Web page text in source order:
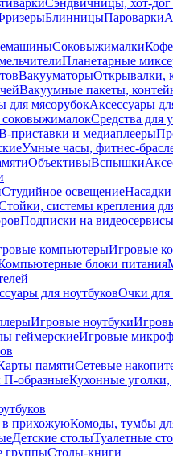
Сэндвичницы, хот-
БлинницыПароварки
Соковыжималки
Планетарные
ВакууматорыОткрывалки,
Вакуумные пакеты,
для мясорубокАксессуары
соковыжималокСредства для
приставки и медиаплееры
Умные часы, фитнес-
ОбъективыВспышки
Студийное освещение
системы крепления
Подписки на видеосервисы
компьютерыИгровые
блоки питания
для ноутбуковОчки для
Игровые ноутбуки
геймерскиеИгровые
памятиСетевые
образныеКухонные
прихожуюКомоды, тумбы
Детские столыТуалетные
группыСтолы-книги